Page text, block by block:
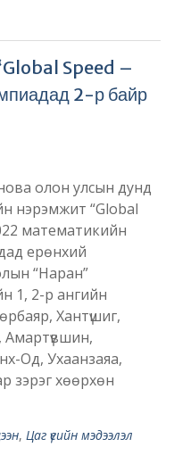
Speed –
2-р байр
олон улсын дунд
нэрэмжит “Global
математикийн
ерөнхий
“Наран”
1, 2-р ангийн
Хантүшиг,
Амартүвшин,
Од, Ухаанзаяа,
зэрэг хөөрхөн
, Цаг үеийн мэдээлэл